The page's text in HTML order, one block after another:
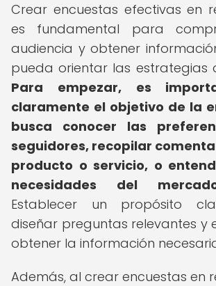
Crear encuestas efectivas en
es fundamental para
audiencia y obtener
pueda orientar las estrategias
Para empezar, es
claramente el objetivo de la
busca conocer las
seguidores, recopilar
producto o servicio, o
necesidades del
Establecer un propósito
diseñar preguntas relevantes y
obtener la información
Además, al crear encuestas en